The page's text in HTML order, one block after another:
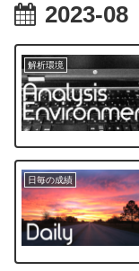
2023-08
解析環境
日毎の成績